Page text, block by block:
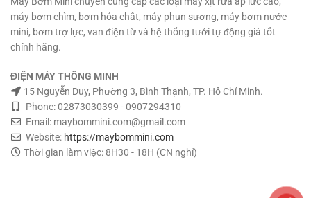
máy bơm chìm, bơm hóa chất, máy phun sương, máy bơm nước
mini, bơm trợ lực, van điện từ và hệ thống tưới tự động giá tốt
chính hãng.
ĐIỆN MÁY THÔNG MINH
15 Nguyễn Duy, Phường 3, Bình Thạnh, TP. Hồ Chí Minh.
Phone: 02873030399 - 0907294310
Email: maybommini.com@gmail.com
Website: https://maybommini.com
Thời gian làm việc: 8H30 - 18H (CN nghỉ)